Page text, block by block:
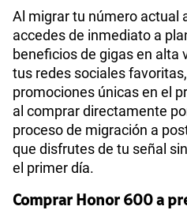
Al migrar tu número actual
accedes de inmediato a
beneficios de gigas en alta
tus redes sociales
promociones únicas en el
al comprar directamente
proceso de migración a
que disfrutes de tu señal
el primer día.
Comprar Honor 600 a